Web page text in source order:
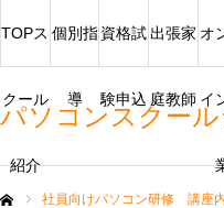
パソコンスクー
TOPス
クール
紹介
個別指
導
資格試
験申込
出張家
庭教師
オ
イ
社員向けパソコン研修 講座